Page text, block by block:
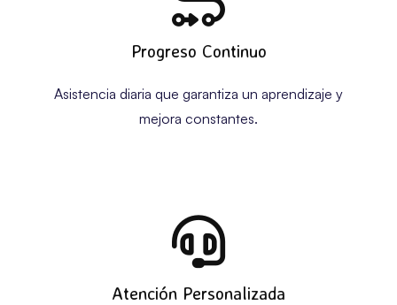
Progreso Continuo
Asistencia diaria que garantiza un aprendizaje y
mejora constantes.
Atención Personalizada